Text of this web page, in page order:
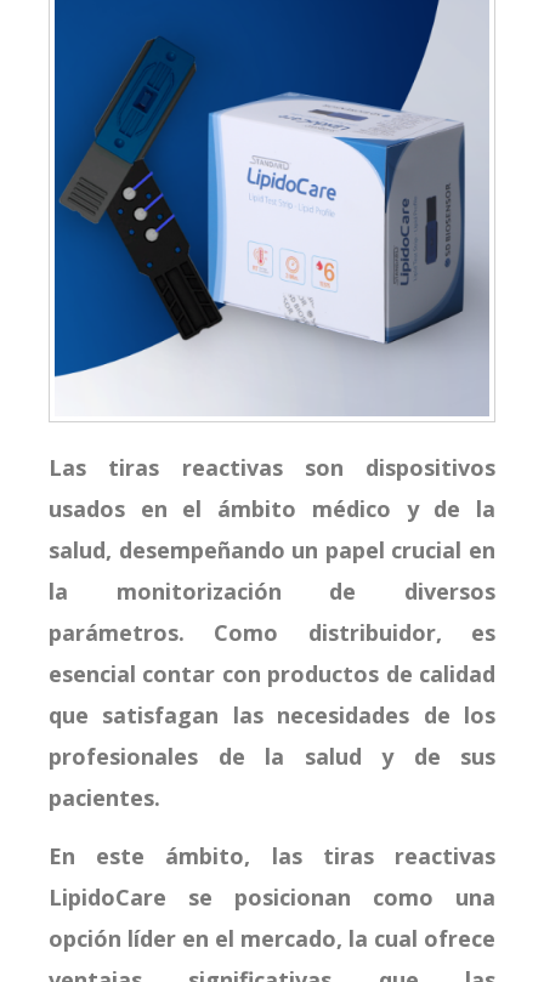
Las tiras reactivas son dispositivos
usados en el ámbito médico y de la
salud, desempeñando un papel crucial en
la monitorización de diversos
parámetros. Como distribuidor, es
esencial contar con productos de calidad
que satisfagan las necesidades de los
profesionales de la salud y de sus
pacientes.
En este ámbito, las tiras reactivas
LipidoCare se posicionan como una
opción líder en el mercado, la cual ofrece